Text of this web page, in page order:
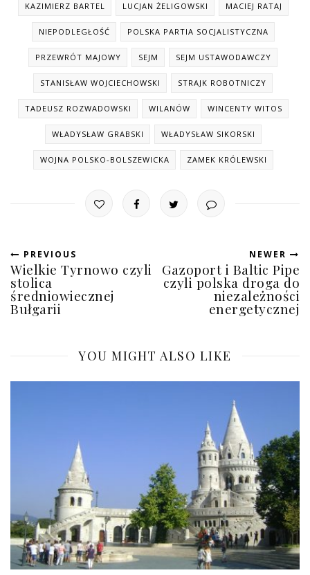
KAZIMIERZ BARTEL LUCJAN ŻELIGOWSKI MACIEJ RATAJ
NIEPODLEGŁOŚĆ POLSKA PARTIA SOCJALISTYCZNA
PRZEWRÓT MAJOWY SEJM SEJM USTAWODAWCZY
STANISŁAW WOJCIECHOWSKI STRAJK ROBOTNICZY
TADEUSZ ROZWADOWSKI WILANÓW WINCENTY WITOS
WŁADYSŁAW GRABSKI WŁADYSŁAW SIKORSKI
WOJNA POLSKO-BOLSZEWICKA ZAMEK KRÓLEWSKI
PREVIOUS
Wielkie Tyrnowo czyli
stolica
średniowiecznej
Bułgarii
NEWER
Gazoport i Baltic Pipe
czyli polska droga do
niezależności
energetycznej
YOU MIGHT ALSO LIKE